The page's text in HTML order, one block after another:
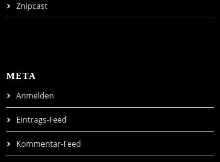
Znipcast
META
Anmelden
Eintrags-Feed
Kommentar-Feed